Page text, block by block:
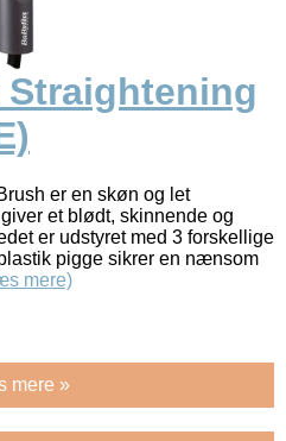
er en skøn og let
et blødt, skinnende og
er udstyret med 3 forskellige
pigge sikrer en nænsom
mere)
mere »